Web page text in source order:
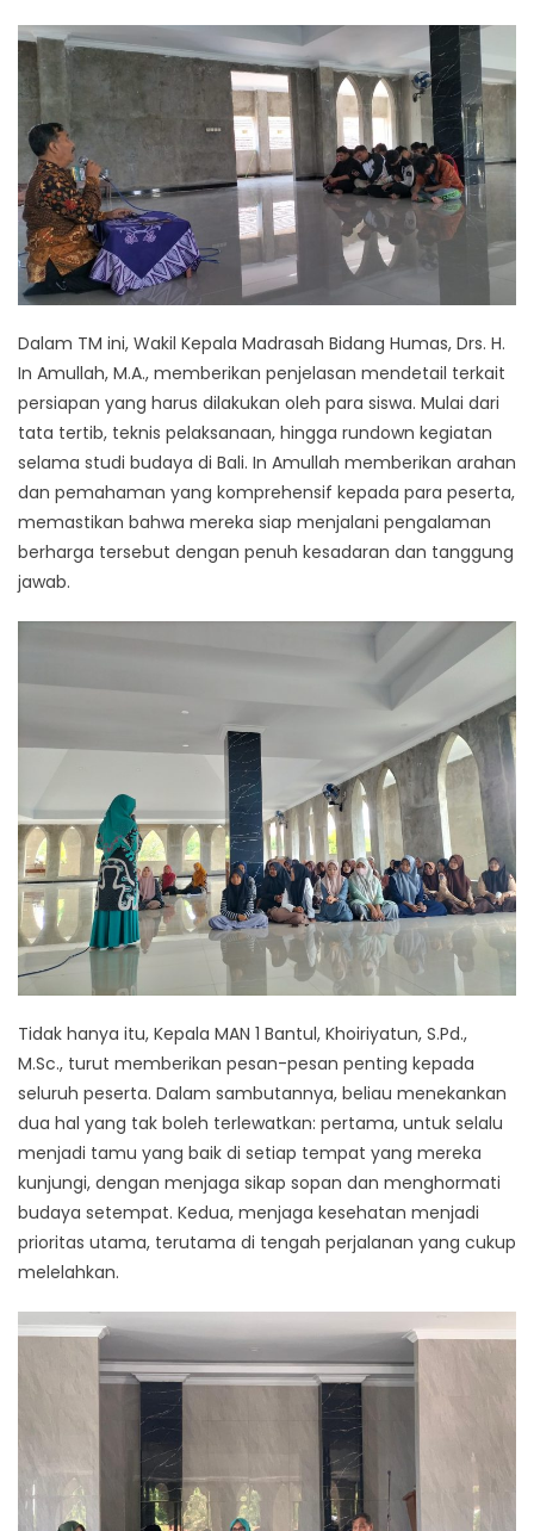
Dalam TM ini, Wakil Kepala Madrasah Bidang Humas, Drs. H.
In Amullah, M.A., memberikan penjelasan mendetail terkait
persiapan yang harus dilakukan oleh para siswa. Mulai dari
tata tertib, teknis pelaksanaan, hingga rundown kegiatan
selama studi budaya di Bali. In Amullah memberikan arahan
dan pemahaman yang komprehensif kepada para peserta,
memastikan bahwa mereka siap menjalani pengalaman
berharga tersebut dengan penuh kesadaran dan tanggung
jawab.
Tidak hanya itu, Kepala MAN 1 Bantul, Khoiriyatun, S.Pd.,
M.Sc., turut memberikan pesan-pesan penting kepada
seluruh peserta. Dalam sambutannya, beliau menekankan
dua hal yang tak boleh terlewatkan: pertama, untuk selalu
menjadi tamu yang baik di setiap tempat yang mereka
kunjungi, dengan menjaga sikap sopan dan menghormati
budaya setempat. Kedua, menjaga kesehatan menjadi
prioritas utama, terutama di tengah perjalanan yang cukup
melelahkan.